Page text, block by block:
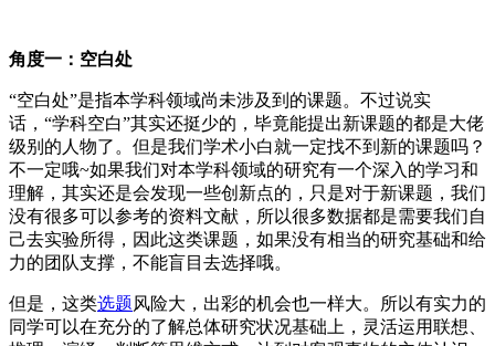
角度一：空白处
“空白处”是指本学科领域尚未涉及到的课题。不过说实
话，“学科空白”其实还挺少的，毕竟能提出新课题的都是大佬
级别的人物了。但是我们学术小白就一定找不到新的课题吗？
不一定哦~如果我们对本学科领域的研究有一个深入的学习和
理解，其实还是会发现一些创新点的，只是对于新课题，我们
没有很多可以参考的资料文献，所以很多数据都是需要我们自
己去实验所得，因此这类课题，如果没有相当的研究基础和给
力的团队支撑，不能盲目去选择哦。
但是，这类选题风险大，出彩的机会也一样大。所以有实力的
同学可以在充分的了解总体研究状况基础上，灵活运用联想、